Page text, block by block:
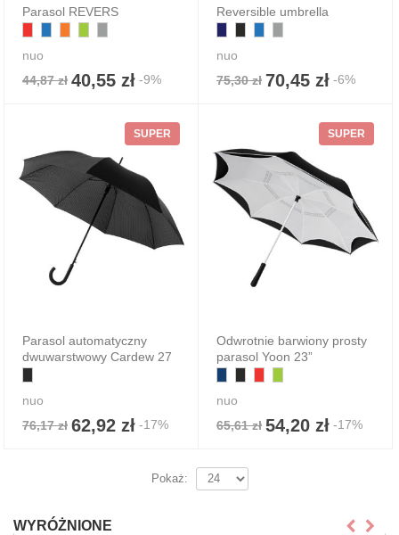
Parasol REVERS
nuo
44,87 zł 40,55 zł -9%
Reversible umbrella
nuo
75,30 zł 70,45 zł -6%
SUPER
Parasol automatyczny
dwuwarstwowy Cardew 27
nuo
76,17 zł 62,92 zł -17%
SUPER
Odwrotnie barwiony prosty
parasol Yoon 23”
nuo
65,61 zł 54,20 zł -17%
Pokaż:
WYRÓŻNIONE